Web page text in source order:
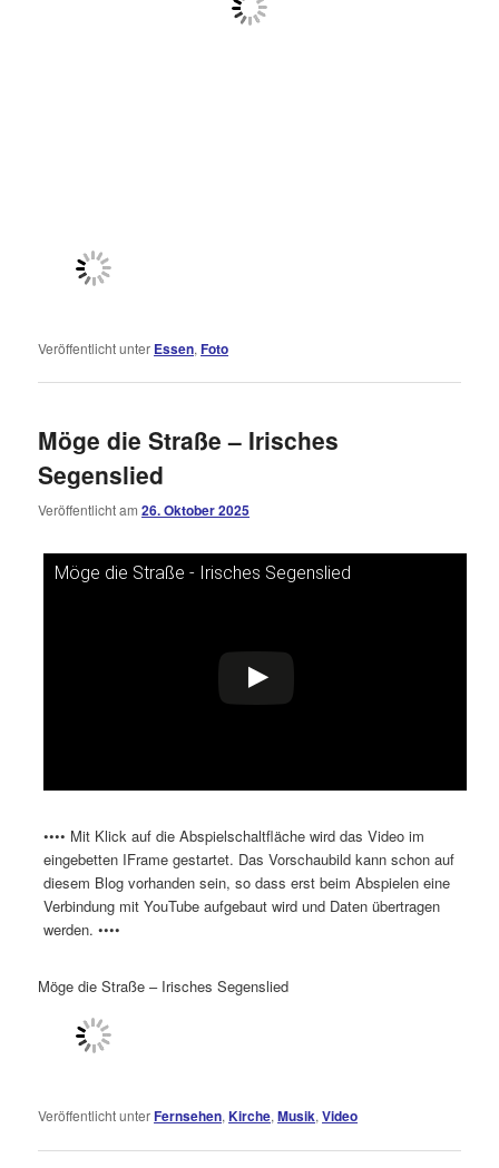
Veröffentlicht unter Essen,Foto
Möge die Straße – Irisches
Segenslied
Veröffentlicht am26. Oktober 2025
Möge die Straße - Irisches Segenslied
•••• Mit Klick auf die Abspielschaltfläche wird das Video im
eingebetten IFrame gestartet. Das Vorschaubild kann schon auf
diesem Blog vorhanden sein, so dass erst beim Abspielen eine
Verbindung mit YouTube aufgebaut wird und Daten übertragen
werden. ••••
Möge die Straße – Irisches Segenslied
Veröffentlicht unterFernsehen,Kirche,Musik,Video